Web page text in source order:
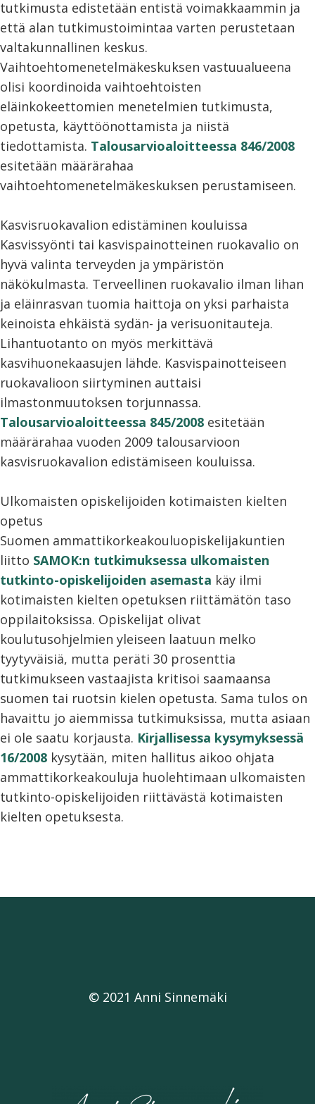
tutkimusta edistetään entistä voimakkaammin ja
että alan tutkimustoimintaa varten perustetaan
valtakunnallinen keskus.
Vaihtoehtomenetelmäkeskuksen vastuualueena
olisi koordinoida vaihtoehtoisten
eläinkokeettomien menetelmien tutkimusta,
opetusta, käyttöönottamista ja niistä
tiedottamista. Talousarvioaloitteessa 846/2008
esitetään määrärahaa
vaihtoehtomenetelmäkeskuksen perustamiseen.
Kasvisruokavalion edistäminen kouluissa
Kasvissyönti tai kasvispainotteinen ruokavalio on
hyvä valinta terveyden ja ympäristön
näkökulmasta. Terveellinen ruokavalio ilman lihan
ja eläinrasvan tuomia haittoja on yksi parhaista
keinoista ehkäistä sydän- ja verisuonitauteja.
Lihantuotanto on myös merkittävä
kasvihuonekaasujen lähde. Kasvispainotteiseen
ruokavalioon siirtyminen auttaisi
ilmastonmuutoksen torjunnassa.
Talousarvioaloitteessa 845/2008 esitetään
määrärahaa vuoden 2009 talousarvioon
kasvisruokavalion edistämiseen kouluissa.
Ulkomaisten opiskelijoiden kotimaisten kielten
opetus
Suomen ammattikorkeakouluopiskelijakuntien
liitto SAMOK:n tutkimuksessa ulkomaisten
tutkinto-opiskelijoiden asemasta käy ilmi
kotimaisten kielten opetuksen riittämätön taso
oppilaitoksissa. Opiskelijat olivat
koulutusohjelmien yleiseen laatuun melko
tyytyväisiä, mutta peräti 30 prosenttia
tutkimukseen vastaajista kritisoi saamaansa
suomen tai ruotsin kielen opetusta. Sama tulos on
havaittu jo aiemmissa tutkimuksissa, mutta asiaan
ei ole saatu korjausta. Kirjallisessa kysymyksessä
16/2008 kysytään, miten hallitus aikoo ohjata
ammattikorkeakouluja huolehtimaan ulkomaisten
tutkinto-opiskelijoiden riittävästä kotimaisten
kielten opetuksesta.
© 2021 Anni Sinnemäki